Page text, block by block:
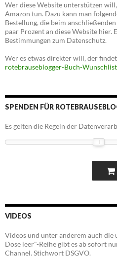
Wer diese Website unterstützen
Amazon tun. Dazu kann man
Bestellung, die beim
paar Prozent an diese Website hier.
Bestimmungen zum Datenschutz.
Wer es etwas direkter will, der
rotebrauseblogger-Buch-
SPENDEN FÜR
Es gelten die Regeln der
VIDEOS
Videos und unter anderem auch
Dose leer"-Reihe gibt es ab sofort
Channel. Stichwort DSGVO.